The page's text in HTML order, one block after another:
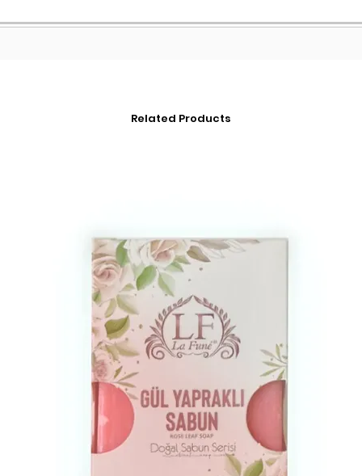
Related Products